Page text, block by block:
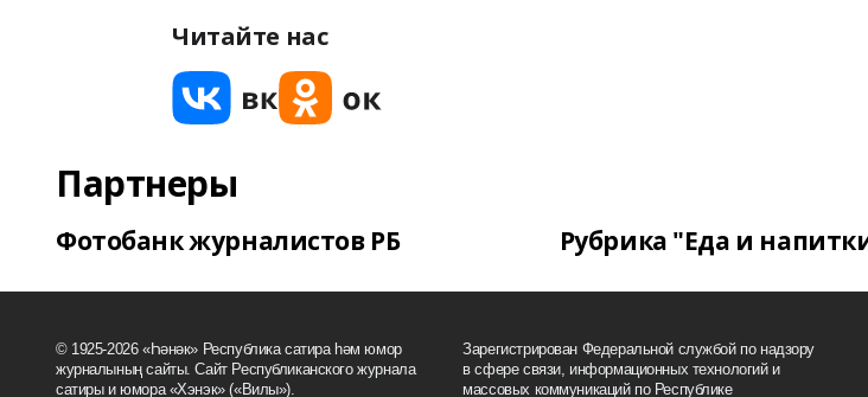
Читайте нас
Партнеры
Фотобанк журналистов РБ Рубрика "Еда и
© 1925-2026 «Һәнәк» Республика сатира һәм юмор
журналының сайты. Сайт Республиканского журнала
сатиры и юмора «Хэнэк» («Вилы»).
Зарегистрирован Федеральной службой по надзору
в сфере связи, информационных технологий и
массовых коммуникаций по Республике